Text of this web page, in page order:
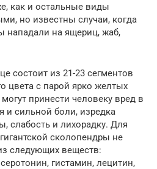
как и остальные виды
но известны случаи, когда
нападали на ящериц, жаб,
состоит из 21-23 сегментов
цвета с парой ярко желтых
принести человеку вред в
и сильной боли, изредка
слабость и лихорадку. Для
сколопендры не
следующих веществ:
гистамин, лецитин,